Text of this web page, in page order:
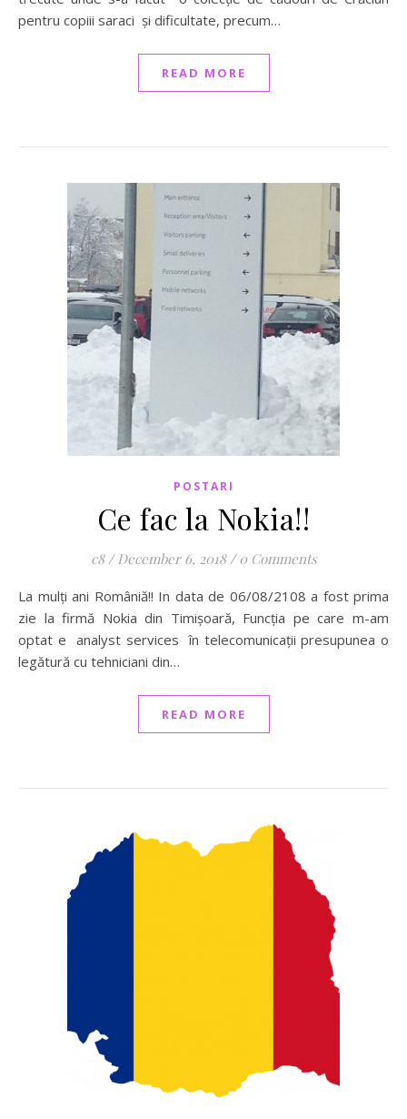
pentru copiii saraci și dificultate, precum…
READ MORE
POSTARI
Ce fac la Nokia!!
c8 / December 6, 2018 / 0 Comments
La mulți ani Româniă!! In data de 06/08/2108 a fost prima
zie la firmă Nokia din Timișoară, Funcția pe care m-am
optat e analyst services în telecomunicații presupunea o
legătură cu tehniciani din…
READ MORE